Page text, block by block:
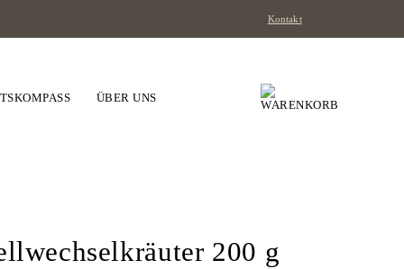
Kontakt
ÜBER UNS
200 g